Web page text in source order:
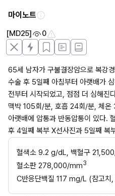
마이노트
[MD25] 0
65세 남자가 구불결장암으로 복강
수술 후 5일째 아침부터 아랫배가
전부터 시작되었고, 점점 더 심해
맥박 105회/분, 호흡 24회/분, 체
아랫배에 압통과 반동압통이 있다.
후 4일째 복부 X선사진과 5일째 복
혈색소 9.2 g/dL, 백혈구
혈소판 278,000/mm3
C반응단백질 117 mg/L (참고치